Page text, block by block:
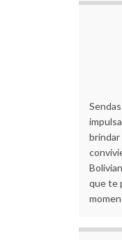
brindar
que te